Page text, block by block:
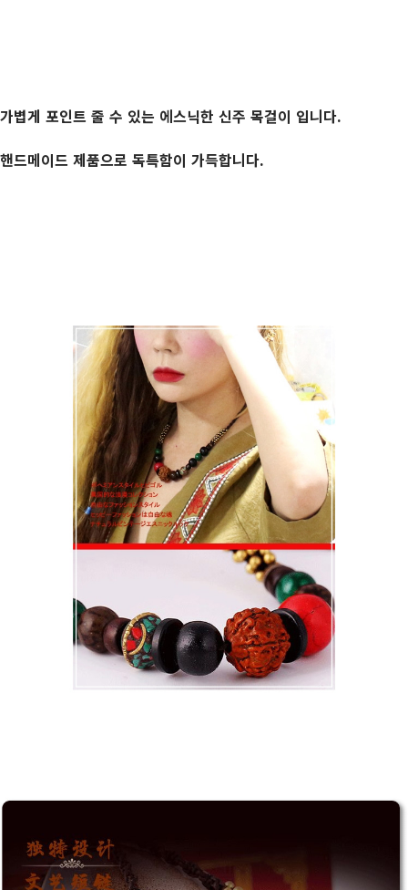
가볍게 포인트 줄 수 있는 에스닉한 신주 목걸이 입니다.
핸드메이드 제품으로 독특함이 가득합니다.